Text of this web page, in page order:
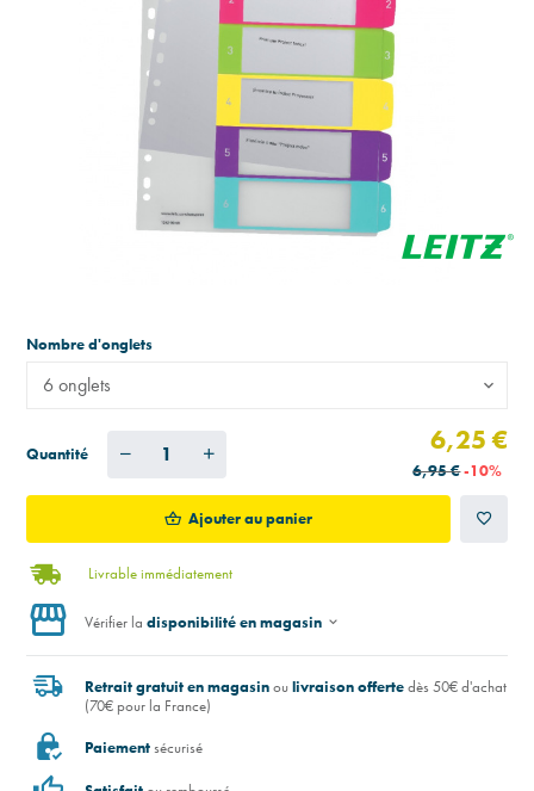
Nombre d'onglets
6 onglets
Quantité 6,25 €
6,95 €-10%
Ajouter au panier
Livrable immédiatement
Vérifier la disponibilité en magasin
Retrait gratuit en magasinoulivraison offertedès 50€ d'achat
(70€ pour la France)
Paiementsécurisé